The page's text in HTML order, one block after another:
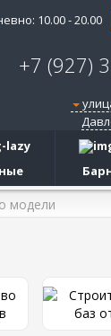
10.00 - 20.00
+7 (927)